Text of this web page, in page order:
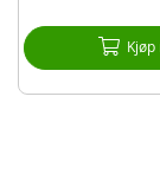
Kjøp